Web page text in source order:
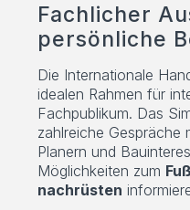
Fachlicher
persönliche
Die Internationale
idealen Rahmen für
Fachpublikum. Das
zahlreiche Gespräche
Planern und
Möglichkeiten zum
nachrüsten